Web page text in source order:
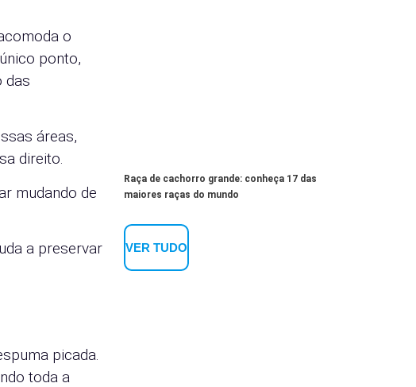
o
ponto,
das
áreas,
direito.
mudando de
a preservar
picada.
toda a
Raça de cachorro grande: conheça 17 das
maiores raças do mundo
VER TUDO